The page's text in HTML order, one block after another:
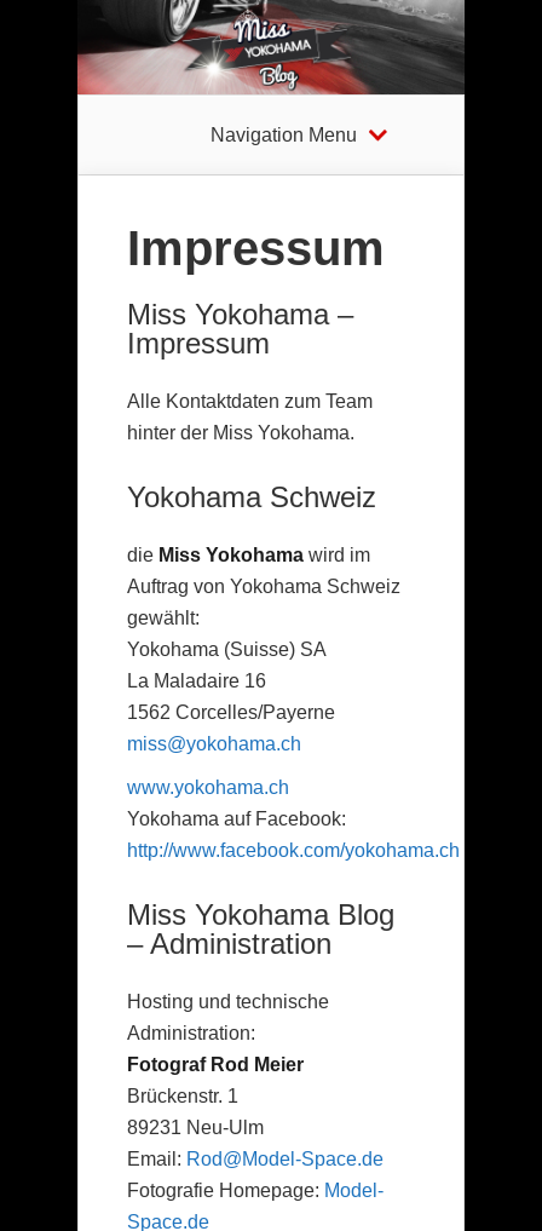
Navigation Menu
Impressum
Miss Yokohama –
Impressum
Alle Kontaktdaten zum Team
hinter der Miss Yokohama.
Yokohama Schweiz
die Miss Yokohama wird im
Auftrag von Yokohama Schweiz
gewählt:
Yokohama (Suisse) SA
La Maladaire 16
1562 Corcelles/Payerne
miss@yokohama.ch
www.yokohama.ch
Yokohama auf Facebook:
http://www.facebook.com/yokohama.ch
Miss Yokohama Blog
– Administration
Hosting und technische
Administration:
Fotograf Rod Meier
Brückenstr. 1
89231 Neu-Ulm
Email: Rod@Model-Space.de
Fotografie Homepage: Model-
Space.de